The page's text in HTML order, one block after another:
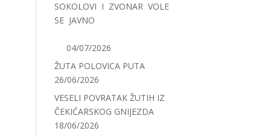
SOKOLOVI I ZVONAR VOLE
SE JAVNO
04/07/2026
ŽUTA POLOVICA PUTA
26/06/2026
VESELI POVRATAK ŽUTIH IZ
ČEKIĆARSKOG GNIJEZDA
18/06/2026